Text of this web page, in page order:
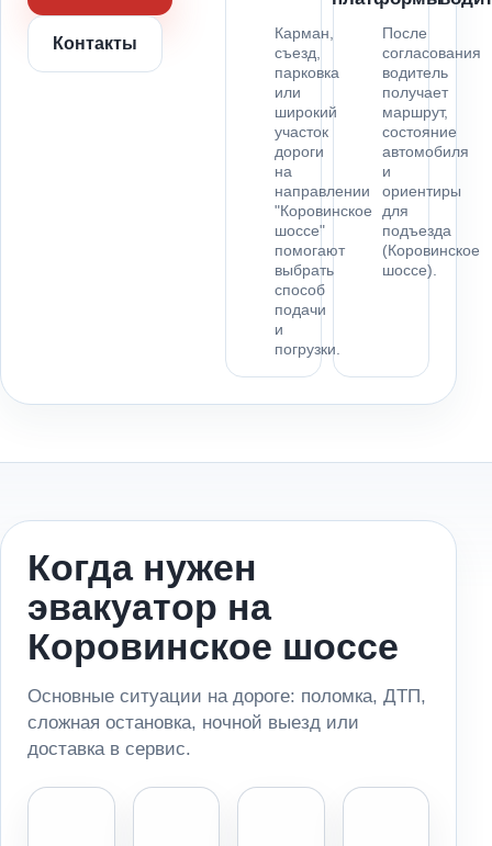
Контакты
Карман,
съезд,
парковка
или
широкий
участок
дороги
на
направлении
"Коровинское
шоссе"
помогают
выбрать
способ
подачи
и
погрузки.
После
согласования
водитель
получает
маршрут,
состояние
автомобиля
и
ориентиры
для
подъезда
(Коровинское
шоссе).
Когда нужен
эвакуатор на
Коровинское шоссе
Основные ситуации на дороге: поломка, ДТП,
сложная остановка, ночной выезд или
доставка в сервис.